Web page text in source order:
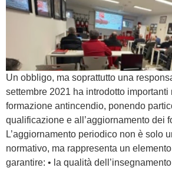
Un obbligo, ma soprattutto una
settembre 2021 ha introdotto importanti
formazione antincendio, ponendo
qualificazione e all’aggiornamento dei
L’aggiornamento periodico non è solo
normativo, ma rappresenta un
garantire: • la qualità